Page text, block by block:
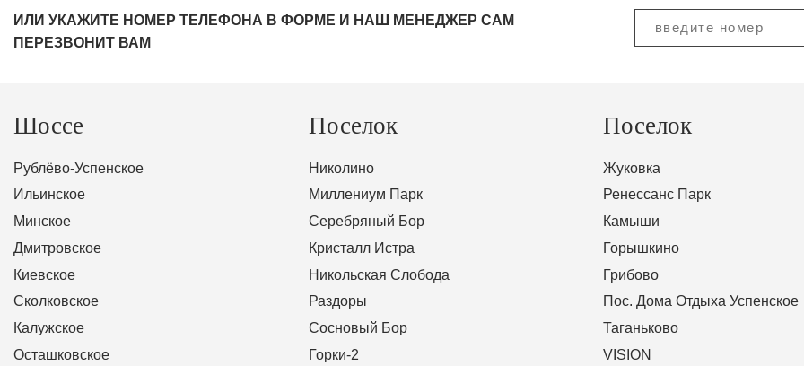
ИЛИ УКАЖИТЕ НОМЕР ТЕЛЕФОНА В ФОРМЕ И НАШ МЕНЕДЖЕР САМ
ПЕРЕЗВОНИТ ВАМ
Шоссе
Рублёво-Успенское
Ильинское
Минское
Дмитровское
Киевское
Сколковское
Калужское
Осташковское
Поселок
Николино
Миллениум Парк
Серебряный Бор
Кристалл Истра
Никольская Слобода
Раздоры
Сосновый Бор
Горки-2
Поселок
Жуковка
Ренессанс Парк
Камыши
Горышкино
Грибово
Пос. Дома Отдыха Успенское
Таганьково
VISION